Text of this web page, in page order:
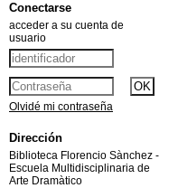
Conectarse
acceder a su cuenta de
usuario
Olvidé mi contraseña
Dirección
Biblioteca Florencio Sànchez -
Escuela Multidisciplinaria de
Arte Dramàtico